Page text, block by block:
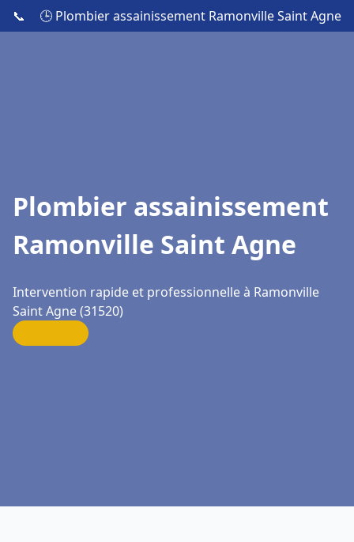
📞 🕒 Plombier assainissement Ramonville Saint Agne
Plombier assainissement
Ramonville Saint Agne
Intervention rapide et professionnelle à Ramonville
Saint Agne (31520)